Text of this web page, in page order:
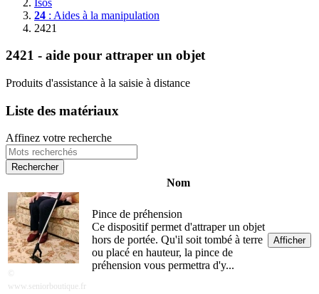
24 : Aides à la manipulation
2421
2421 - aide pour attraper un objet
Produits d'assistance à la saisie à distance
Liste des matériaux
Affinez votre recherche
Nom
www.seniorboutique.fr
Pince de préhension
Ce dispositif permet d'attraper un objet
hors de portée. Qu'il soit tombé à terre
ou placé en hauteur, la pince de
préhension vous permettra d'y...
Afficher